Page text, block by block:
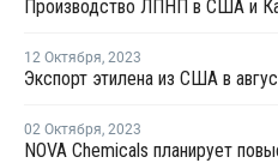
12 Октября, 2023
Экспорт этилена из США в
02 Октября, 2023
NOVA Chemicals планирует